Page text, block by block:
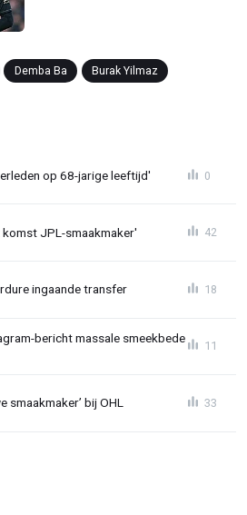
Demba Ba Burak Yilmaz
op 68-jarige leeftijd' 0
komst JPL-smaakmaker' 42
ingaande transfer 18
bericht massale smeekbede
11
smaakmaker’ bij OHL 33